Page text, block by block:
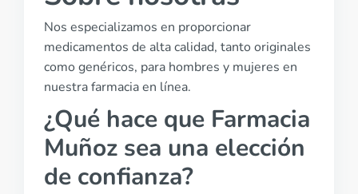
Nos especializamos en proporcionar
medicamentos de alta calidad, tanto originales
como genéricos, para hombres y mujeres en
nuestra farmacia en línea.
¿Qué hace que Farmacia
Muñoz sea una elección
de confianza?